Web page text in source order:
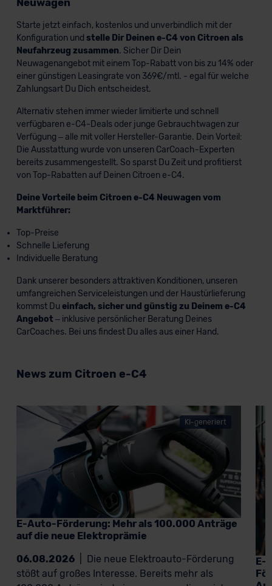
Neuwagen
Starte jetzt einfach, kostenlos und unverbindlich mit der
Konfiguration und stelle Dir Deinen e-C4 von Citroen als
Neufahrzeug zusammen. Sicher Dir Dein
Neuwagenangebot mit einem Top-Rabatt von bis zu 14% oder
einer günstigen Leasingrate von 369€/mtl. - egal für welche
Zahlungsart Du Dich entscheidest.
Alternativ stehen immer wieder limitierte und schnell
verfügbaren e-C4-Deals oder junge Gebrauchtwagen zur
Verfügung – alle mit voller Hersteller-Garantie. Dein Vorteil:
Die Ausstattung wurde von unseren CarCoach-Experten
bereits zusammengestellt. So sparst Du Zeit und profitierst
von Top-Rabatten auf Deinen Citroen e-C4.
Deine Vorteile beim Citroen e-C4 Neuwagen vom
Marktführer:
Top-Preise
Schnelle Lieferung
Individuelle Beratung
Dank unserer besonders attraktiven Konditionen, unseren
umfangreichen Serviceleistungen und der Haustürlieferung
kommst Du einfach, sicher und günstig zu Deinem e-C4
Angebot – inklusive persönlicher Beratung Deines
CarCoaches. Bei uns findest Du alles aus einer Hand.
News zum Citroen e-C4
KI-generiert
E-Auto-Förderung: Mehr als 100.000 Anträge
auf die neue Elektroprämie
06.08.2026
Die neue Elektroauto-Förderung
stößt auf großes Interesse. Bereits mehr als
E-